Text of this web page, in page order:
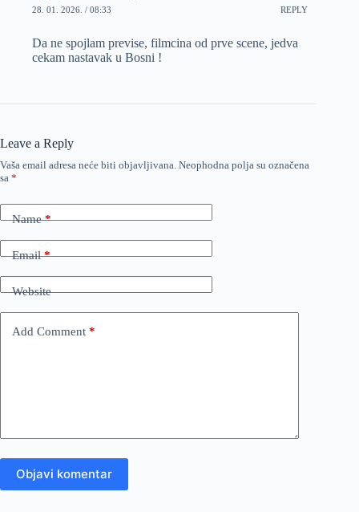
28. 01. 2026. / 08:33 REPLY
Da ne spojlam previse, filmcina od prve scene, jedva
cekam nastavak u Bosni !
Leave a Reply
Vaša email adresa neće biti objavljivana. Neophodna polja su označena
sa *
Name*
Email*
Website
Add Comment *
Objavi komentar